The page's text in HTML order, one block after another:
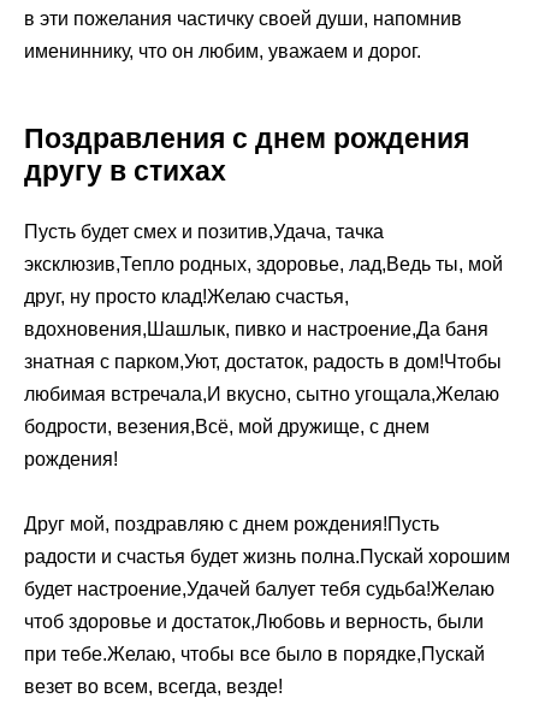
в эти пожелания частичку своей души, напомнив
имениннику, что он любим, уважаем и дорог.
Поздравления с днем рождения
другу в стихах
Пусть будет смех и позитив,Удача, тачка
эксклюзив,Тепло родных, здоровье, лад,Ведь ты, мой
друг, ну просто клад!Желаю счастья,
вдохновения,Шашлык, пивко и настроение,Да баня
знатная с парком,Уют, достаток, радость в дом!Чтобы
любимая встречала,И вкусно, сытно угощала,Желаю
бодрости, везения,Всё, мой дружище, с днем
рождения!
Друг мой, поздравляю с днем рождения!Пусть
радости и счастья будет жизнь полна.Пускай хорошим
будет настроение,Удачей балует тебя судьба!Желаю
чтоб здоровье и достаток,Любовь и верность, были
при тебе.Желаю, чтобы все было в порядке,Пускай
везет во всем, всегда, везде!